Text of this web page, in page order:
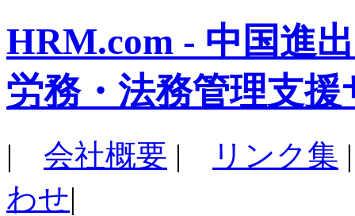
HRM.com - 中国進
労務・法務管理支援
| 会社概要 | リンク集
わせ|